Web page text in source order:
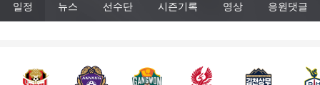
일정 뉴스 선수단 시즌기록 영상 응원댓글